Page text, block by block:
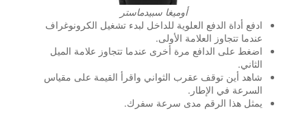
أوميغا سبيدماستر
ادفع أداة الدفع العلوية للداخل لبدء تشغيل الكرونوغراف
عندما تتجاوز العلامة الأولى.
اضغط على الدافع مرة أخرى عندما تتجاوز علامة الميل
الثاني.
شاهد أين توقف عقرب الثواني واقرأ القيمة على مقياس
السرعة في الإطار.
يمثل هذا الرقم مدى سرعة سفرك.